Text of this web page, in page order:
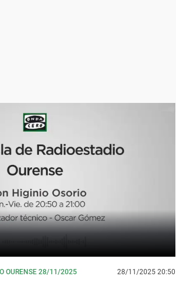
OURENSE 28/11/2025 28/11/2025 20:50